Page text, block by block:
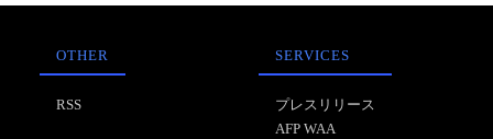
OTHER
RSS
SERVICES
プレスリリース
AFP WAA